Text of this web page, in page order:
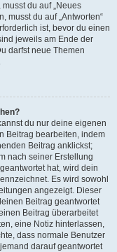
du auf „Neues
musst du auf „Antworten“
ist, bevor du einen
jeweils am Ende der
darfst neue Themen
du nur deine eigenen
Beitrag bearbeiten, indem
Beitrag anklickst;
nach seiner Erstellung
hat, wird dein
Es wird sowohl
angezeigt. Dieser
Beitrag geantwortet
Beitrag überarbeitet
eine Notiz hinterlassen,
dass normale Benutzer
darauf geantwortet